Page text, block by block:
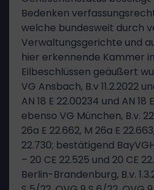
Bedenken
welche bundesweit durch
Verwaltungsgerichte und
hier erkennende Kammer
Eilbeschlüssen geäußert
VG Ansbach, B.v 11.2.2022
AN 18 E 22.00234 und AN 18
ebenso VG München, B.v.
26a E 22.662, M 26a E
22.730; bestätigend
– 20 CE 22.525 und 20 CE
Berlin-Brandenburg, B.v.